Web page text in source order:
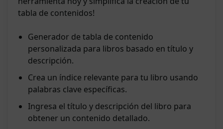
tabla de contenidos!
Generador de tabla de contenido
personalizada para libros basado en título y
descripción.
Crea un índice relevante para tu libro usando
palabras clave específicas.
Ingresa el título y descripción del libro para
obtener un contenido detallado.